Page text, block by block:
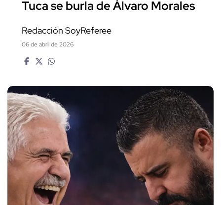
Tuca se burla de Álvaro Morales
Redacción SoyReferee
06 de abril de 2026